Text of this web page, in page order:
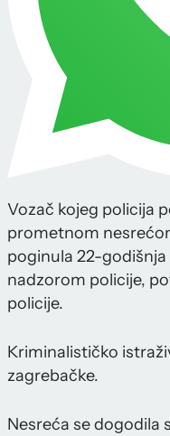
Vozač kojeg policija
prometnom
poginula 22-
nadzorom policije,
policije.
Kriminalističko
zagrebačke.
Nesreća se dogodila